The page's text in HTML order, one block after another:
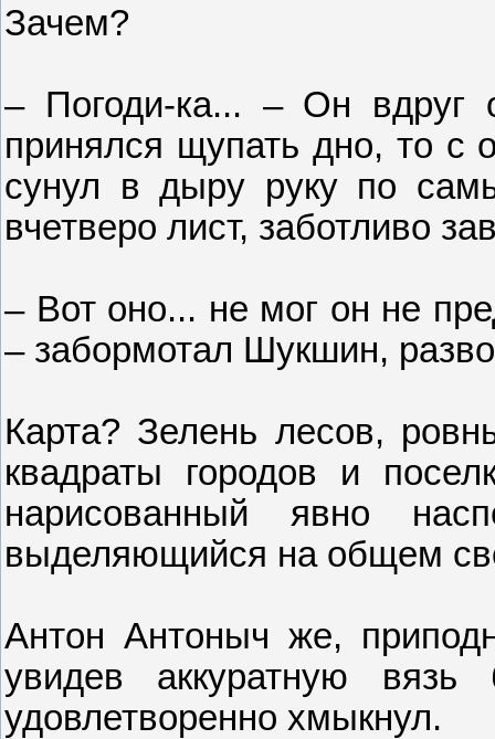
Зачем?
– Погоди-ка... – Он вдруг
принялся щупать дно, то с
сунул в дыру руку по
вчетверо лист, заботливо
– Вот оно... не мог он не
– забормотал Шукшин,
Карта? Зелень лесов,
квадраты городов и
нарисованный явно
выделяющийся на общем
Антон Антоныч же,
увидев аккуратную
удовлетворенно хмыкнул.